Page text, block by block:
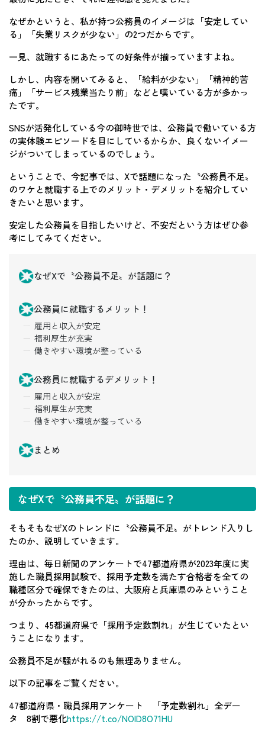
なぜかというと、私が持つ公務員のイメージは「安定してい
る」「失業リスクが少ない」の2つだからです。
一見、就職するにあたっての好条件が揃っていますよね。
しかし、内容を開いてみると、「給料が少ない」「精神的苦
痛」「サービス残業当たり前」などと嘆いている方が多かっ
たです。
SNSが活発化している今の御時世では、公務員で働いている方
の実体験エピソードを目にしているからか、良くないイメー
ジがついてしまっているのでしょう。
ということで、今記事では、Xで話題になった〝公務員不足〟
のワケと就職する上でのメリット・デメリットを紹介してい
きたいと思います。
安定した公務員を目指したいけど、不安だという方はぜひ参
考にしてみてください。
なぜXで〝公務員不足〟が話題に？
公務員に就職するメリット！
雇用と収入が安定
福利厚生が充実
働きやすい環境が整っている
公務員に就職するデメリット！
雇用と収入が安定
福利厚生が充実
働きやすい環境が整っている
まとめ
なぜXで〝公務員不足〟が話題に？
そもそもなぜXのトレンドに〝公務員不足〟がトレンド入りし
たのか、説明していきます。
理由は、毎日新聞のアンケートで47都道府県が2023年度に実
施した職員採用試験で、採用予定数を満たす合格者を全ての
職種区分で確保できたのは、大阪府と兵庫県のみということ
が分かったからです。
つまり、45都道府県で「採用予定数割れ」が生じていたとい
うことになります。
公務員不足が騒がれるのも無理ありません。
以下の記事をご覧ください。
47都道府県・職員採用アンケート 「予定数割れ」全デー
タ 8割で悪化https://t.co/NOlD8O71HU